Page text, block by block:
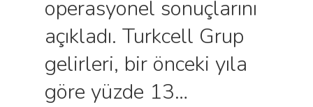
operasyonel sonuçlarını
açıkladı. Turkcell Grup
gelirleri, bir önceki yıla
göre yüzde 13…